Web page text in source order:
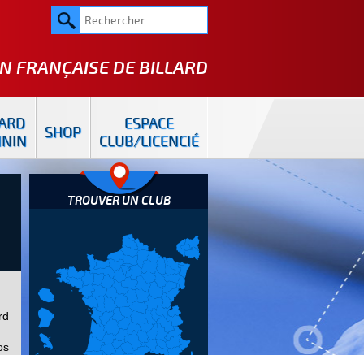
FRANÇAISE DEBILLARD
SHOP
ESPACE
CLUB/LICENCIÉ
TROUVER UN CLUB